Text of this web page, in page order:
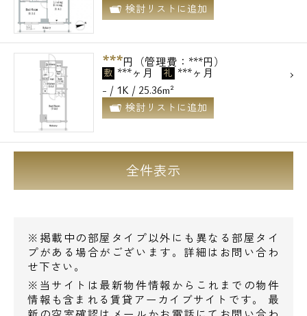
検討リストに追加
***円（管理費：***円）
敷 ***ヶ月 礼 ***ヶ月
- / 1K / 25.36m²
検討リストに追加
全件表示
※掲載中の部屋タイプ以外にも異なる部屋タイ
プがある場合がございます。詳細はお問い合わ
せ下さい。
※当サイトは最新物件情報からこれまでの物件
情報も含まれる賃貸アーカイブサイトです。 最